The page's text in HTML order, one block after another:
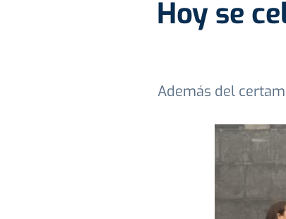
Hoy se
Además del